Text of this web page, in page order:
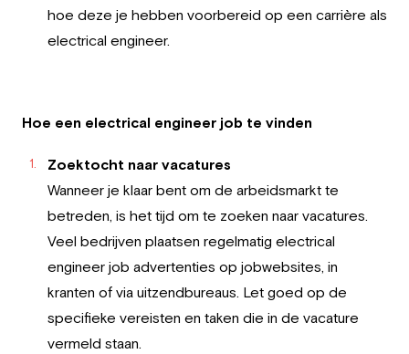
hoe deze je hebben voorbereid op een carrière als
electrical engineer.
Hoe een electrical engineer job te vinden
Zoektocht naar vacatures
Wanneer je klaar bent om de arbeidsmarkt te
betreden, is het tijd om te zoeken naar vacatures.
Veel bedrijven plaatsen regelmatig electrical
engineer job advertenties op jobwebsites, in
kranten of via uitzendbureaus. Let goed op de
specifieke vereisten en taken die in de vacature
vermeld staan.